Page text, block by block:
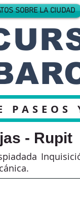
SOBRE LA CIUDAD
- Rupit